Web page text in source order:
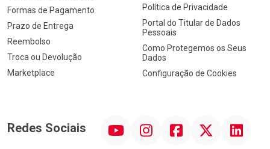
Formas de Pagamento
Prazo de Entrega
Reembolso
Troca ou Devolução
Marketplace
Política de Privacidade
Portal do Titular de Dados
Pessoais
Como Protegemos os Seus
Dados
Configuração de Cookies
Redes Sociais InstagramFacebookTwitter Linkedin